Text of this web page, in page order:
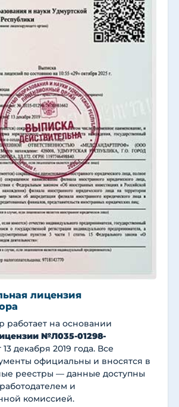
лицензия
работает на основании
№Л035-01298-
13 декабря 2019 года. Все
официальны и вносятся в
реестры — данные доступны
и
комиссией.